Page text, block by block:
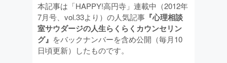
本記事は「HAPPY!高円寺」連載中（2012年
7月号、vol.33より）の人気記事 『心理相談
室サウダージの人生らくらくカウンセリン
グ』 をバックナンバーを含め公開（毎月10
日頃更新）したものです。